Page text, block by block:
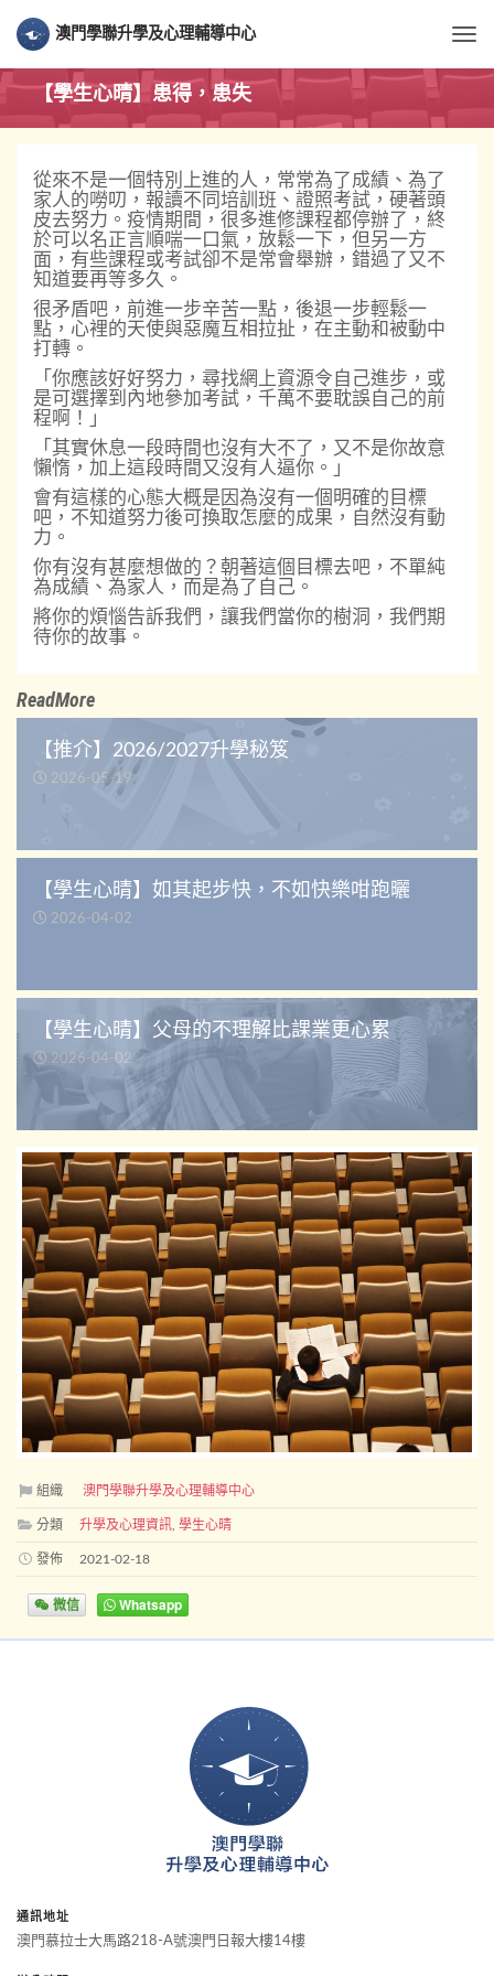
澳門學聯升學及心理輔導中心
【學生心晴】患得，患失
從來不是一個特別上進的人，常常為了成績、為了
家人的嘮叨，報讀不同培訓班、證照考試，硬著頭
皮去努力。疫情期間，很多進修課程都停辦了，終
於可以名正言順喘一口氣，放鬆一下，但另一方
面，有些課程或考試卻不是常會舉辦，錯過了又不
知道要再等多久。
很矛盾吧，前進一步辛苦一點，後退一步輕鬆一
點，心裡的天使與惡魔互相拉扯，在主動和被動中
打轉。
「你應該好好努力，尋找網上資源令自己進步，或
是可選擇到內地參加考試，千萬不要耽誤自己的前
程啊！」
「其實休息一段時間也沒有大不了，又不是你故意
懶惰，加上這段時間又沒有人逼你。」
會有這樣的心態大概是因為沒有一個明確的目標
吧，不知道努力後可換取怎麼的成果，自然沒有動
力。
你有沒有甚麼想做的？朝著這個目標去吧，不單純
為成績、為家人，而是為了自己。
將你的煩惱告訴我們，讓我們當你的樹洞，我們期
待你的故事。
ReadMore
【推介】2026/2027升學秘笈
2026-05-19
【學生心晴】如其起步快，不如快樂咁跑曬
2026-04-02
【學生心晴】父母的不理解比課業更心累
2026-04-02
組織 澳門學聯升學及心理輔導中心
分類 升學及心理資訊 學生心晴
發佈 2021-02-18
微信 Whatsapp
通訊地址
澳門慕拉士大馬路218-A號澳門日報大樓14樓